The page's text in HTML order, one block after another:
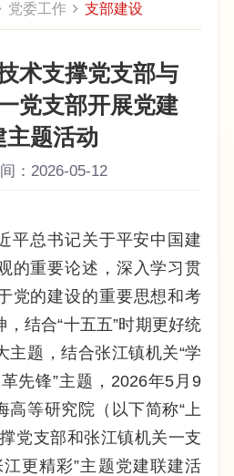
党委工作 支部建设
术支撑党支部与
党支部开展党建
主题活动
：2026-05-12
平总书记关于平安中国建
的重要论述，深入学习贯
党的建设的重要思想和考
结合“十五五”时期更好统
主题，结合张江镇机关“学
先锋”主题，2026年5月9
高等研究院（以下简称“上
党支部和张江镇机关一支
更精彩”主题党建联建活